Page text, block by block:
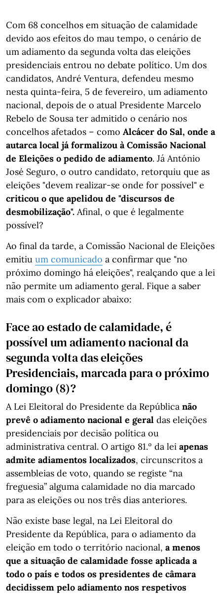
Com 68 concelhos em situação de calamidade
devido aos efeitos do mau tempo, o cenário de
um adiamento da segunda volta das eleições
presidenciais entrou no debate político. Um dos
candidatos, André Ventura, defendeu mesmo
nesta quinta-feira, 5 de fevereiro, um adiamento
nacional, depois de o atual Presidente Marcelo
Rebelo de Sousa ter admitido o cenário nos
concelhos afetados – como Alcácer do Sal, onde a
autarca local já formalizou à Comissão Nacional
de Eleições o pedido de adiamento. Já António
José Seguro, o outro candidato, retorquiu que as
eleições "devem realizar-se onde for possível" e
criticou o que apelidou de "discursos de
desmobilização". Afinal, o que é legalmente
possível?
Ao final da tarde, a Comissão Nacional de Eleições
emitiu um comunicado a confirmar que "no
próximo domingo há eleições", realçando que a lei
não permite um adiamento geral. Fique a saber
mais com o explicador abaixo:
Face ao estado de calamidade, é
possível um adiamento nacional da
segunda volta das eleições
Presidenciais, marcada para o próximo
domingo (8)?
A Lei Eleitoral do Presidente da República não
prevê o adiamento nacional e geral das eleições
presidenciais por decisão política ou
administrativa central. O artigo 81.º da lei apenas
admite adiamentos localizados, circunscritos a
assembleias de voto, quando se registe “na
freguesia” alguma calamidade no dia marcado
para as eleições ou nos três dias anteriores.
Não existe base legal, na Lei Eleitoral do
Presidente da República, para o adiamento da
eleição em todo o território nacional, a menos
que a situação de calamidade fosse aplicada a
todo o país e todos os presidentes de câmara
decidissem pelo adiamento nos respetivos